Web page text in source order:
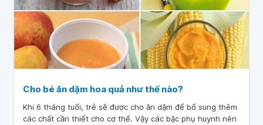
Cho bé ăn dặm hoa quả như thế nào?
Khi 6 tháng tuổi, trẻ sẽ được cho ăn dặm để bổ sung thêm
các chất cần thiết cho cơ thể. Vậy các bậc phụ huynh nên